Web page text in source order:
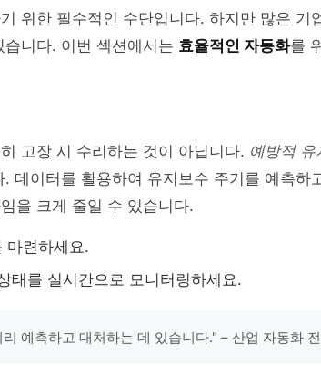
위한 필수적인 수단입니다. 하지만 많은 기
니다. 이번 섹션에서는 효율적인 자동화를
고장 시 수리하는 것이 아닙니다. 예방적 유
데이터를 활용하여 유지보수 주기를 예측하
을 크게 줄일 수 있습니다.
마련하세요.
태를 실시간으로 모니터링하세요.
예측하고 대처하는 데 있습니다." – 산업 자동화